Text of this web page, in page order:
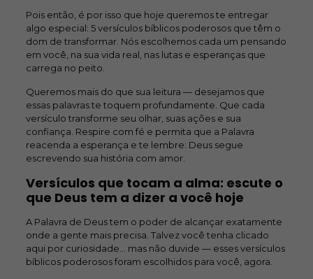
Pois então, é por isso que hoje queremos te entregar
algo especial: 5 versículos bíblicos poderosos que têm o
dom de transformar. Nós escolhemos cada um pensando
em você, na sua vida real, nas lutas e esperanças que
carrega no peito.
Queremos mais do que sua leitura — desejamos que
essas palavras te toquem profundamente. Que cada
versículo transforme seu olhar, suas ações e sua
confiança. Respire com fé e permita que a Palavra
reacenda a esperança e te lembre: Deus segue
escrevendo sua história com amor.
Versículos que tocam a alma: escute o
que Deus tem a dizer a você hoje
A Palavra de Deus tem o poder de alcançar exatamente
onde a gente mais precisa. Talvez você tenha clicado
aqui por curiosidade… mas não duvide — esses versículos
bíblicos poderosos foram escolhidos para você, agora.